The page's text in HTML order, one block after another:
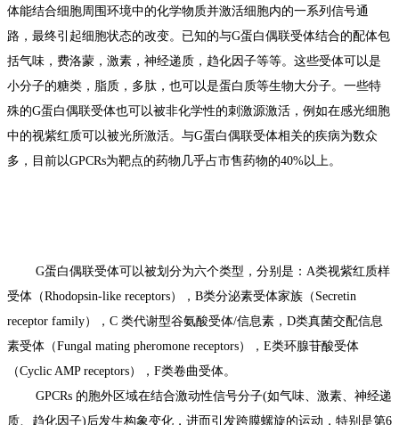
体能结合细胞周围环境中的化学物质并激活细胞内的一系列 信号通
路 ，最终引起细胞状态的改变。已知的与G蛋白偶联受体结合的配体包
括气味，费洛蒙， 激素 ， 神经递质 ， 趋化因子等等。这些受体可以是
小分子的糖类， 脂质 ，多肽，也可以是蛋白质等生物大分子。一些特
殊的G蛋白偶联受体也可以被非化学性的刺激源激活，例如在感光细胞
中的视紫红质可以被光所激活。与G蛋白偶联受体相关的疾病为数众
多，目前以GPCRs为靶点的药物几乎占市售药物的40%以上。
G蛋白偶联受体可以被划分为六个类型，分别是：A类视紫红质样
受体（Rhodopsin-like receptors），B类分泌素受体家族（Secretin
receptor family），C 类代谢型谷氨酸受体/信息素，D类真菌交配信息
素受体（Fungal mating pheromone receptors），E类环腺苷酸受体
（Cyclic AMP receptors），F类卷曲受体。
GPCRs 的胞外区域在结合激动性信号分子(如气味、激素、神经递
质、趋化因子)后发生构象变化，进而引发跨膜螺旋的运动，特别是第6